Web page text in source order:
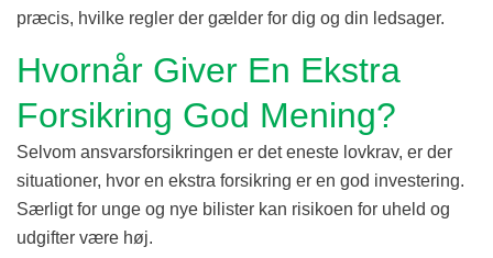
præcis, hvilke regler der gælder for dig og din ledsager.
Hvornår Giver En Ekstra
Forsikring God Mening?
Selvom ansvarsforsikringen er det eneste lovkrav, er der
situationer, hvor en ekstra forsikring er en god investering.
Særligt for unge og nye bilister kan risikoen for uheld og
udgifter være høj.